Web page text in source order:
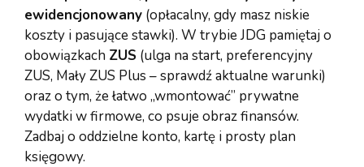
ewidencjonowany (opłacalny, gdy masz niskie
koszty i pasujące stawki). W trybie JDG pamiętaj o
obowiązkach ZUS (ulga na start, preferencyjny
ZUS, Mały ZUS Plus – sprawdź aktualne warunki)
oraz o tym, że łatwo „wmontować” prywatne
wydatki w firmowe, co psuje obraz finansów.
Zadbaj o oddzielne konto, kartę i prosty plan
księgowy.